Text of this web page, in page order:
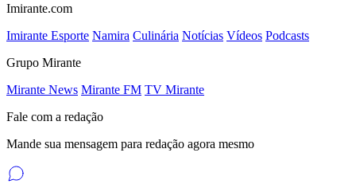
Imirante.com
Imirante Esporte Namira Culinária Notícias Vídeos Podcasts
Grupo Mirante
Mirante News Mirante FM TV Mirante
Fale com a redação
Mande sua mensagem para redação agora mesmo